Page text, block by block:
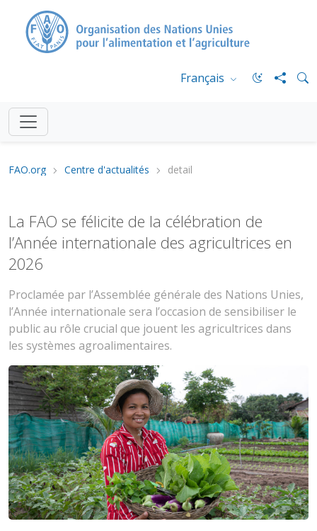
Français
FAO.org Centre d'actualités detail
La FAO se félicite de la célébration de
l’Année internationale des agricultrices en
2026
Proclamée par l’Assemblée générale des Nations Unies,
l’Année internationale sera l’occasion de sensibiliser le
public au rôle crucial que jouent les agricultrices dans
les systèmes agroalimentaires.